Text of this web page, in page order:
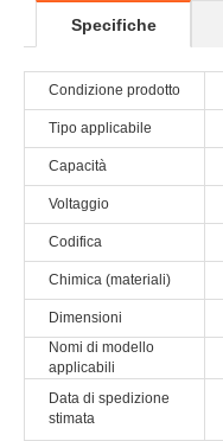
Specifiche
Condizione prodotto
Tipo applicabile
Capacità
Voltaggio
Codifica
Chimica (materiali)
Dimensioni
Nomi di modello
applicabili
Data di spedizione
stimata